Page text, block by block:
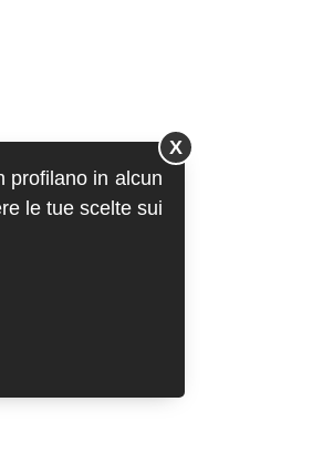
profilano in alcun
le tue scelte sui
X